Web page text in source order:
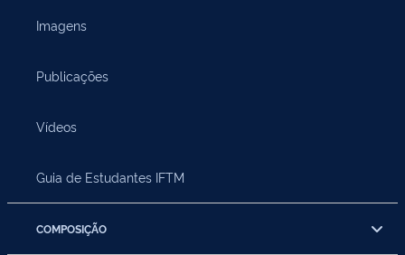
Imagens
Publicações
Vídeos
Guia de Estudantes IFTM
COMPOSIÇÃO